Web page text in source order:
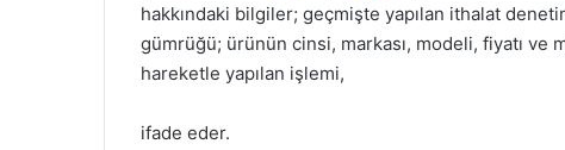
hakkındaki bilgiler; geçmişte yapılan ithalat
gümrüğü; ürünün cinsi, markası, modeli, fiyatı ve
hareketle yapılan işlemi,
ifade eder.